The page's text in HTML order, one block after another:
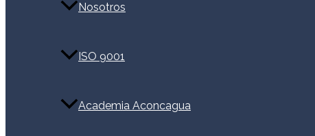
Nosotros
ISO 9001
Academia Aconcagua